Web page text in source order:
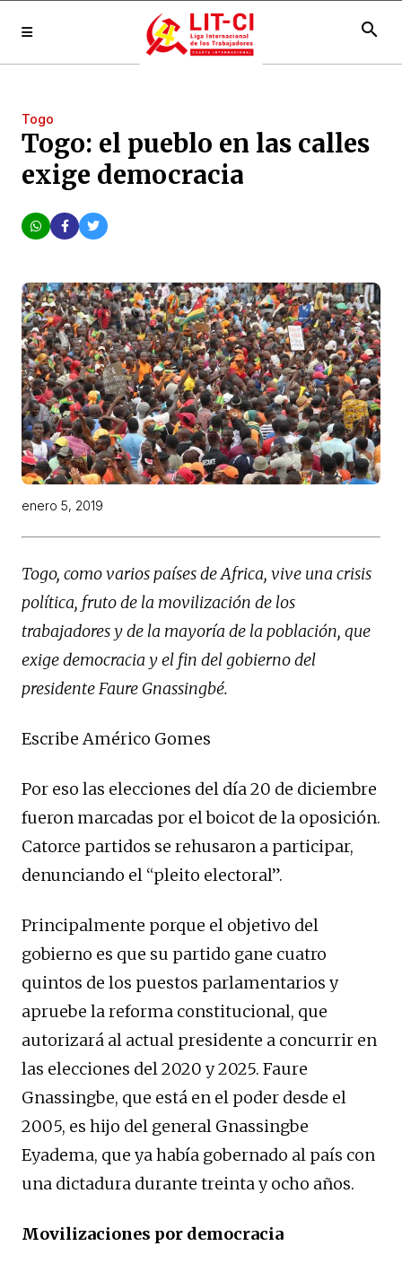
search
Togo
Togo: el pueblo en las calles
exige democracia
enero 5, 2019
Togo, como varios países de Africa, vive una crisis
política, fruto de la movilización de los
trabajadores y de la mayoría de la población, que
exige democracia y el fin del gobierno del
presidente Faure Gnassingbé.
Escribe Américo Gomes
Por eso las elecciones del día 20 de diciembre
fueron marcadas por el boicot de la oposición.
Catorce partidos se rehusaron a participar,
denunciando el “pleito electoral”.
Principalmente porque el objetivo del
gobierno es que su partido gane cuatro
quintos de los puestos parlamentarios y
apruebe la reforma constitucional, que
autorizará al actual presidente a concurrir en
las elecciones del 2020 y 2025. Faure
Gnassingbe, que está en el poder desde el
2005, es hijo del general Gnassingbe
Eyadema, que ya había gobernado al país con
una dictadura durante treinta y ocho años.
Movilizaciones por democracia